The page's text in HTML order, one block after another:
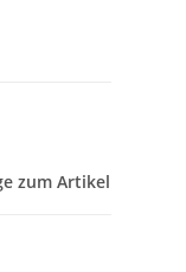
zum Artikel